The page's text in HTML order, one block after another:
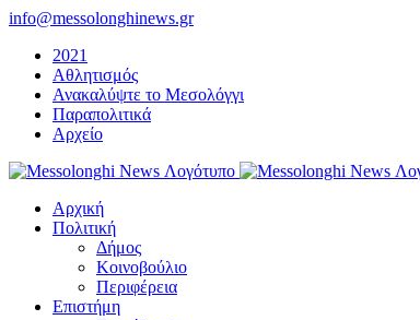
Μετάβαση
περιεχόμενο
info@messolonghinews.gr
2021
Αθλητισμός
Ανακαλύψτε το Μεσολόγγι
Παραπολιτικά
Αρχείο
Αρχική
Πολιτική
Δήμος
Κοινοβούλιο
Περιφέρεια
Επιστήμη